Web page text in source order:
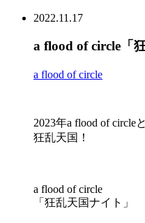
2022.11.17
a flood of circle「
a flood of circle
2023年a flood of
狂乱天国！
a flood of circle
「狂乱天国ナイト」